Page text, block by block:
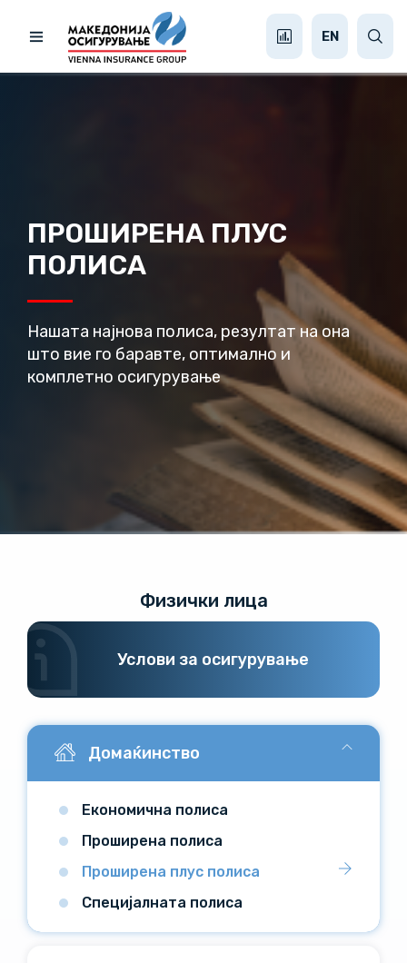
EN
ПРОШИРЕНА ПЛУС
ПОЛИСА
Нашата најнова полиса, резултат на она
што вие го баравте, оптимално и
комплетно осигурување
Физички лица
Услови за осигурување
Домаќинство
Економична полиса
Проширена полиса
Проширена плус полиса
Специјалната полиса